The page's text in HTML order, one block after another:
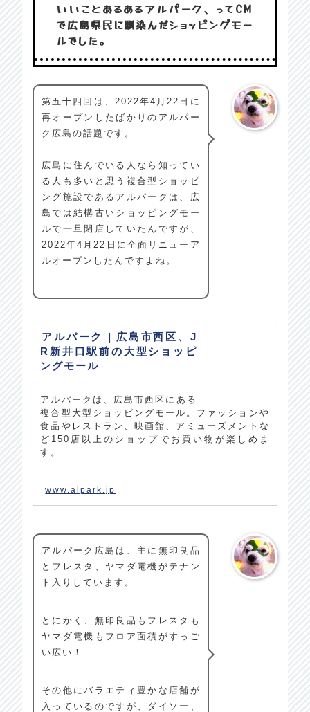
いいことあるあるアルパーク、ってCM
で広島県民に馴染んだショッピングモー
ルでした。
第五十四回は、2022年4月22日に
再オープンしたばかりのアルパー
ク広島の話題です。
広島に住んでいる人なら知ってい
る人も多いと思う複合型ショッピ
ング施設であるアルパークは、広
島では結構古いショッピングモー
ルで一旦閉店していたんですが、
2022年4月22日に全面リニューア
ルオープンしたんですよね。
アルパーク | 広島市西区、J
R新井口駅前の大型ショッピ
ングモール
アルパークは、広島市西区にある
複合型大型ショッピングモール。ファッションや
食品やレストラン、映画館、アミューズメントな
ど150店以上のショップでお買い物が楽しめま
す。
www.alpark.jp
アルパーク広島は、主に無印良品
とフレスタ、ヤマダ電機がテナン
ト入りしています。
とにかく、無印良品もフレスタも
ヤマダ電機もフロア面積がすっご
い広い！
その他にバラエティ豊かな店舗が
入っているのですが、ダイソー、